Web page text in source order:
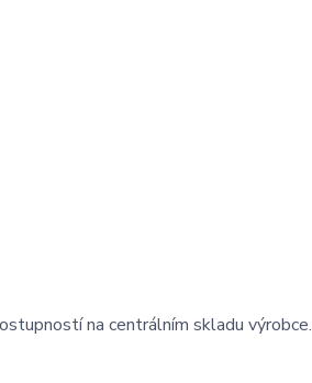
na centrálním skladu výrobce.